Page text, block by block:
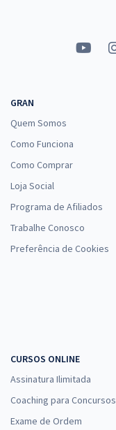
GRAN
Quem Somos
Como Funciona
Como Comprar
Loja Social
Programa de Afiliados
Trabalhe Conosco
Preferência de Cookies
CURSOS ONLINE
Assinatura Ilimitada
Coaching para Concursos
Exame de Ordem